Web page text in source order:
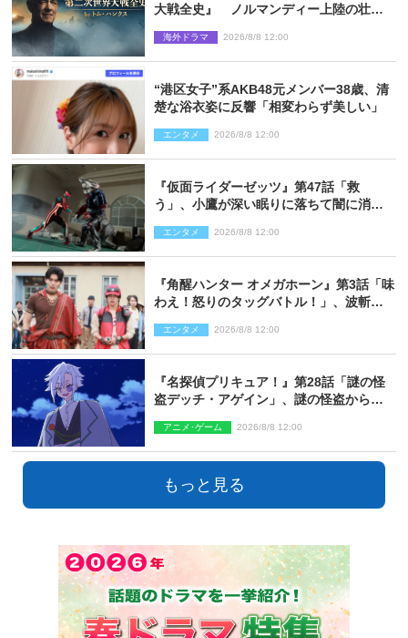
大戦全史』 ノルマンディー上陸の壮絶
海外ドラマ 2026/8/8 12:00
“港区女子”系AKB48元メンバー38歳、清
楚な浴衣姿に反響「相変わらず美しい」
エンタメ 2026/8/8 12:00
『仮面ライダーゼッツ』第47話「救
う」、小鷹が深い眠りに落ちて闇に消え
エンタメ 2026/8/8 12:00
『角醒ハンター オメガホーン』第3話「味
わえ！怒りのタッグバトル！」、波斬の
エンタメ 2026/8/8 12:00
『名探偵プリキュア！』第28話「謎の怪
盗デッチ・アゲイン」、謎の怪盗から不
アニメ･ゲーム 2026/8/8 12:00
もっと見る